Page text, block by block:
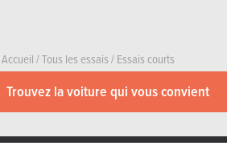
Accueil/Tous les essais/Essais courts
Trouvez la voiture qui vous convient